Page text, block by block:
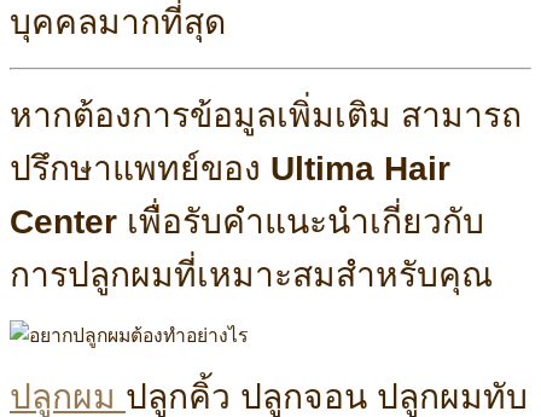
บุคคลมากที่สุด
หากต้องการข้อมูลเพิ่มเติม สามารถ
ปรึกษาแพทย์ของ Ultima Hair
Center เพื่อรับคำแนะนำเกี่ยวกับ
การปลูกผมที่เหมาะสมสำหรับคุณ
ปลูกผม ปลูกคิ้ว ปลูกจอน ปลูกผมทับ